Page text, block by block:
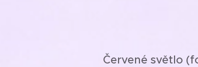
Červené světlo